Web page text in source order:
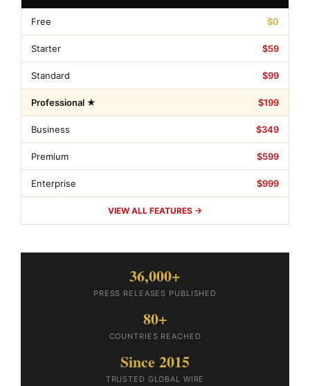
Free $0
Starter $59
Standard $99
Professional ★ $199
Business $349
Premium $599
Enterprise $999
VIEW ALL FEATURES →
36,000+
PRESS RELEASES PUBLISHED
80+
COUNTRIES REACHED
Since 2015
TRUSTED GLOBAL WIRE